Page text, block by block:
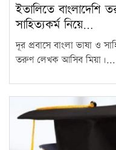
ইতালিতে
সাহিত্যকর্ম নিয়ে…
দূর প্রবাসে বাংলা ভাষা ও
তরুণ লেখক আসিব